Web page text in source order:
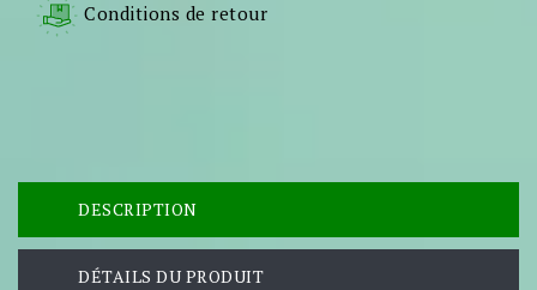
Conditions de retour
DESCRIPTION
DÉTAILS DU PRODUIT